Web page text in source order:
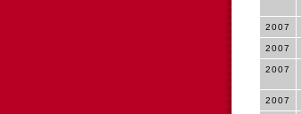
2007
2007
2007
2007